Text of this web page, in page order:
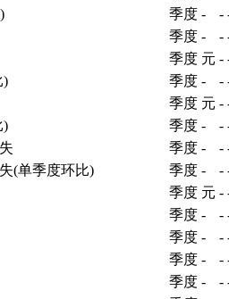
季度 - -
季度 - -
季度 元 -
)
季度 - -
季度 元 -
)
季度 - -
季度 - -
(单季度环比)
季度 - -
季度 元 -
季度 - -
季度 - -
季度 - -
季度 - -